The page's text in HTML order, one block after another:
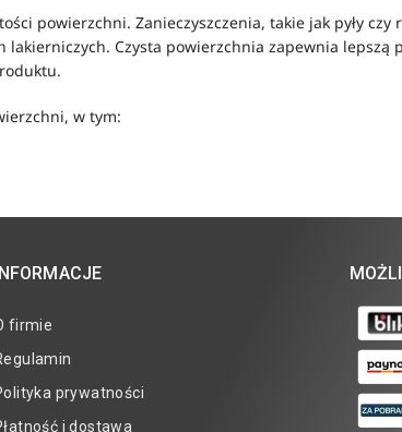
powierzchni. Zanieczyszczenia, takie jak pyły czy
Czysta powierzchnia zapewnia lepszą
w tym:
INFORMACJE
firmie
prywatności
i dostawa